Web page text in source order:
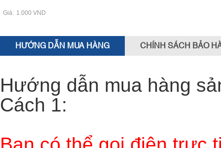
Giá: 1.000 VND
HƯỚNG DẪN MUA HÀNG CHÍNH SÁCH BẢO
Hướng dẫn mua hàng
Cách 1: